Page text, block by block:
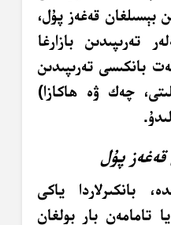
بېسىلغان قەغەز پۇل،
تەرىپىدىن بازارغا
بانكىسى تەرىپىدىن
چەك ۋە ھاكازا)
پۇل
بانكىرلاردا ياكى
تامامەن بار بولغان